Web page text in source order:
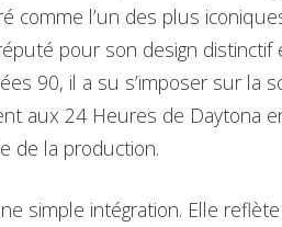
comme l’un des plus
pour son design distinctif
90, il a su s’imposer sur la
aux 24 Heures de Daytona
de la production.
simple intégration. Elle